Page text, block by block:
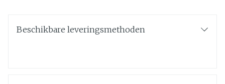
Beschikbare leveringsmethoden